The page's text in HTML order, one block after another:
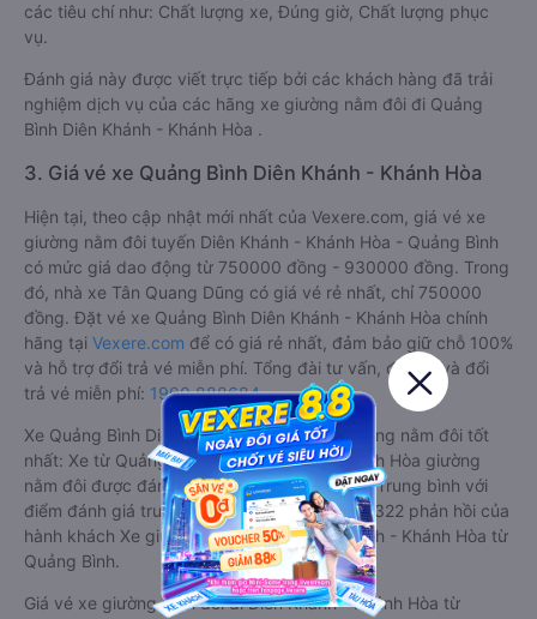
các tiêu chí như: Chất lượng xe, Đúng giờ, Chất lượng phục
vụ.
Đánh giá này được viết trực tiếp bởi các khách hàng đã trải
nghiệm dịch vụ của các hãng xe giường nằm đôi đi Quảng
Bình Diên Khánh - Khánh Hòa .
3. Giá vé xe Quảng Bình Diên Khánh - Khánh Hòa
Hiện tại, theo cập nhật mới nhất của Vexere.com, giá vé xe
giường nằm đôi tuyến Diên Khánh - Khánh Hòa - Quảng Bình
có mức giá dao động từ 750000 đồng - 930000 đồng. Trong
đó, nhà xe Tân Quang Dũng có giá vé rẻ nhất, chỉ 750000
đồng. Đặt vé xe Quảng Bình Diên Khánh - Khánh Hòa chính
hãng tại Vexere.com để có giá rẻ nhất, đảm bảo giữ chỗ 100%
và hỗ trợ đổi trả vé miễn phí. Tổng đài tư vấn, đặt vé và đổi
trả vé miễn phí: 1900 888684.
Xe Quảng Bình Diên Khánh - Khánh Hòa giường nằm đôi tốt
nhất: Xe từ Quảng Bình đi Diên Khánh - Khánh Hòa giường
nằm đôi được đánh giá chung có chất lượng Trung bình với
điểm đánh giá trung bình từ 4.1/5 dựa trên 6322 phản hồi của
hành khách Xe giường nằm đôi về Diên Khánh - Khánh Hòa từ
Quảng Bình.
Giá vé xe giường nằm đôi đi Diên Khánh - Khánh Hòa từ